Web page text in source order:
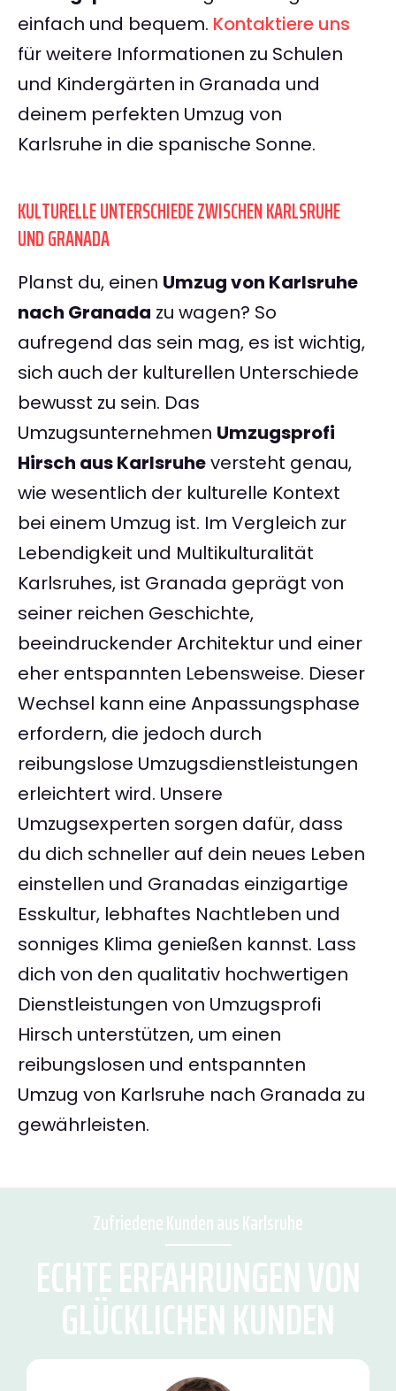
einfach und bequem. Kontaktiere uns
für weitere Informationen zu Schulen
und Kindergärten in Granada und
deinem perfekten Umzug von
Karlsruhe in die spanische Sonne.
KULTURELLE UNTERSCHIEDE ZWISCHEN KARLSRUHE
UND GRANADA
Planst du, einen Umzug von Karlsruhe
nach Granada zu wagen? So
aufregend das sein mag, es ist wichtig,
sich auch der kulturellen Unterschiede
bewusst zu sein. Das
Umzugsunternehmen Umzugsprofi
Hirsch aus Karlsruheversteht genau,
wie wesentlich der kulturelle Kontext
bei einem Umzug ist. Im Vergleich zur
Lebendigkeit und Multikulturalität
Karlsruhes, ist Granada geprägt von
seiner reichen Geschichte,
beeindruckender Architektur und einer
eher entspannten Lebensweise. Dieser
Wechsel kann eine Anpassungsphase
erfordern, die jedoch durch
reibungslose Umzugsdienstleistungen
erleichtert wird. Unsere
Umzugsexperten sorgen dafür, dass
du dich schneller auf dein neues Leben
einstellen und Granadas einzigartige
Esskultur, lebhaftes Nachtleben und
sonniges Klima genießen kannst. Lass
dich von den qualitativ hochwertigen
Dienstleistungen von Umzugsprofi
Hirsch unterstützen, um einen
reibungslosen und entspannten
Umzug von Karlsruhe nach Granada zu
gewährleisten.
Zufriedene Kunden aus Karlsruhe
ECHTE ERFAHRUNGEN VON
GLÜCKLICHEN KUNDEN